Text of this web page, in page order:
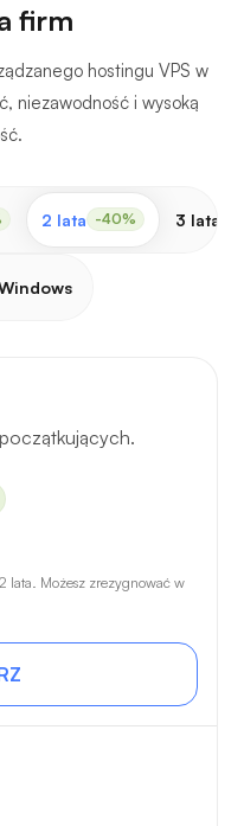
firm
hostingu VPS w
niezawodność i wysoką
2 lata -40% 3 lata
lata. Możesz zrezygnować w